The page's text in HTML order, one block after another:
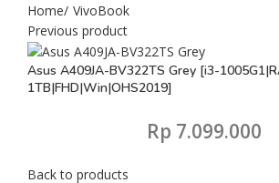
Home VivoBook
Previous product
Asus A409JA-BV322TS Grey [i3-
1TB|FHD|Win|OHS2019]
Rp 7.099.000
Back to products